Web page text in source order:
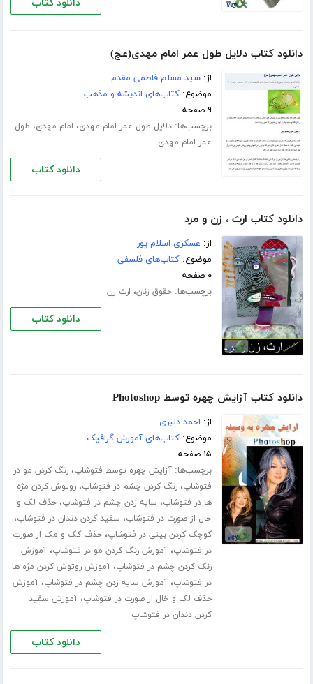
دانلود کتاب
دانلود کتاب دلایل طول عمر امام مهدی(عج)
از:سید مسلم فاطمی مقدم
موضوع:کتاب‌های اندیشه و مذهب
۹ صفحه
برچسب‌ها:دلایل طول عمر امام مهدی، امام مهدی، طول
عمر امام مهدی
دانلود کتاب
دانلود کتاب ارث ، زن و مرد
از: عسکری اسلام‏ پور
موضوع:کتاب‌های فلسفی
۰ صفحه
برچسب‌ها:حقوق زنان، ارث زن
دانلود کتاب
دانلود کتاب آزایش چهره توسط Photoshop
از: احمد دلبری
موضوع:کتاب‌های آموزش گرافیک
۱۵ صفحه
برچسب‌ها:آزایش چهره توسط فتوشاپ،رنگ کردن مو در
فتوشاپ،رنگ کردن چشم در فتوشاپ،روتوش کردن مژه
ها در فتوشاپ، سایه زدن چشم در فتوشاپ،حذف لک و
خال از صورت در فتوشاپ، سفید کردن دندان در فتوشاپ،
کوچک کردن بینی در فتوشاپ،حذف کک و مک از صورت
در فتوشاپ،آموزش رنگ کردن مو در فتوشاپ،آموزش
رنگ کردن چشم در فتوشاپ،آموزش روتوش کردن مژه ها
در فتوشاپ،آموزش سایه زدن چشم در فتوشاپ،آموزش
حذف لک و خال از صورت در فتوشاپ،آموزش سفید
کردن دندان در فتوشاپ
دانلود کتاب